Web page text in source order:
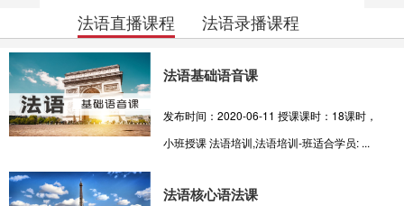
法语直播课程 法语录播课程
法语基础语音课
发布时间：2020-06-11 授课课时：18课时，
小班授课 法语培训,法语培训-班适合学员: ...
法语核心语法课